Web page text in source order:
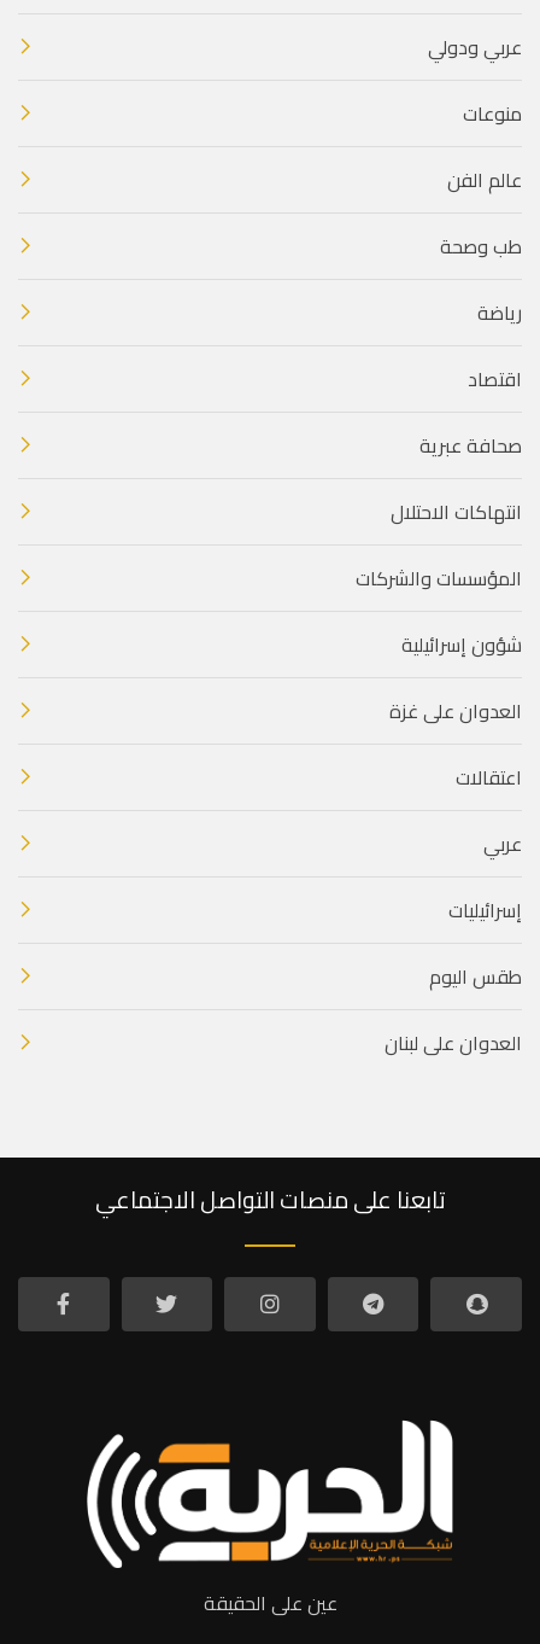
عربي ودولي
منوعات
عالم الفن
طب وصحة
رياضة
اقتصاد
صحافة عبرية
انتهاكات الاحتلال
المؤسسات والشركات
شؤون إسرائيلية
العدوان على غزة
اعتقالات
عربي
إسرائيليات
طقس اليوم
العدوان على لبنان
تابعنا على منصات التواصل الاجتماعي
عين على الحقيقة